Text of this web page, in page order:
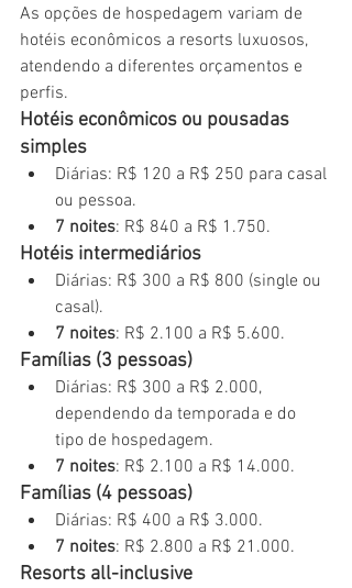
As opções de hospedagem variam de
hotéis econômicos a resorts luxuosos,
atendendo a diferentes orçamentos e
perfis.
Hotéis econômicos ou pousadas
simples
Diárias: R$ 120 a R$ 250 para casal
ou pessoa.
7 noites: R$ 840 a R$ 1.750.
Hotéis intermediários
Diárias: R$ 300 a R$ 800 (single ou
casal).
7 noites: R$ 2.100 a R$ 5.600.
Famílias (3 pessoas)
Diárias: R$ 300 a R$ 2.000,
dependendo da temporada e do
tipo de hospedagem.
7 noites: R$ 2.100 a R$ 14.000.
Famílias (4 pessoas)
Diárias: R$ 400 a R$ 3.000.
7 noites: R$ 2.800 a R$ 21.000.
Resorts all-inclusive